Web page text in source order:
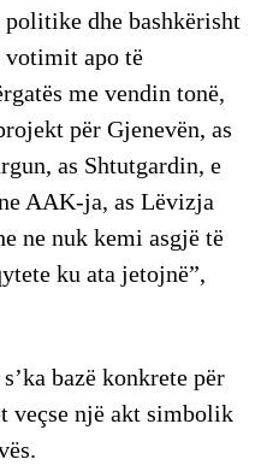
dhe bashkërisht
votimit apo të
me vendin tonë,
për Gjenevën, as
as Shtutgardin, e
AAK-ja, as Lëvizja
ne nuk kemi asgjë të
ku ata jetojnë”,
bazë konkrete për
veçse një akt simbolik